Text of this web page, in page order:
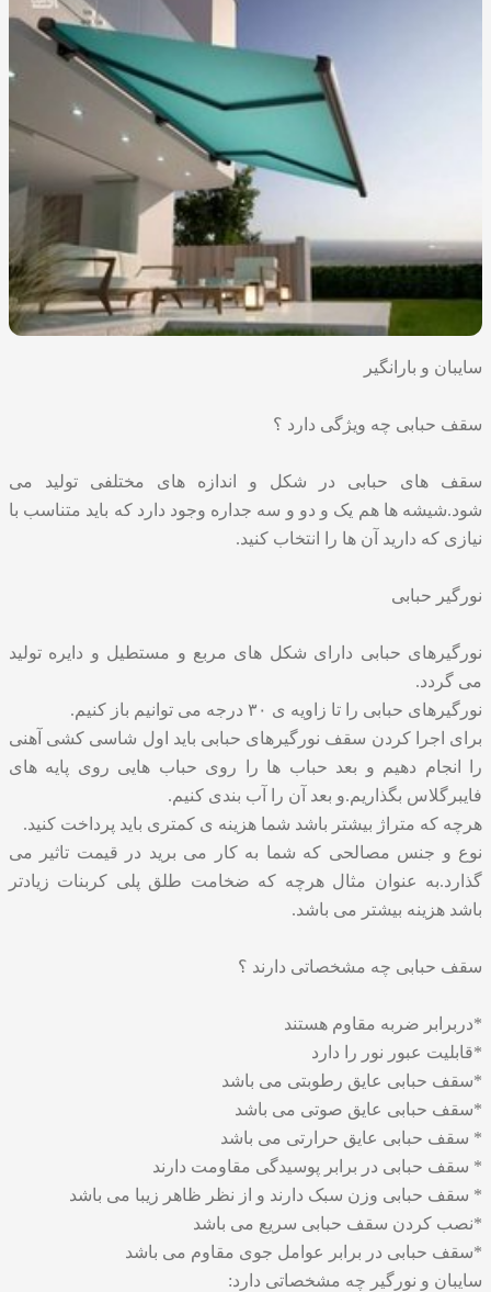
سایبان و بارانگیر
سقف حبابی چه ویژگی دارد ؟
سقف های حبابی در شکل و اندازه های مختلفی تولید می
شود.شیشه ها هم یک و دو و سه جداره وجود دارد که باید متناسب با
نیازی که دارید آن ها را انتخاب کنید.
نورگیر حبابی
نورگیرهای حبابی دارای شکل های مربع و مستطیل و دایره تولید
می گردد.
نورگیرهای حبابی را تا زاویه ی ۳۰ درجه می توانیم باز کنیم.
برای اجرا کردن سقف نورگیرهای حبابی باید اول شاسی کشی آهنی
را انجام دهیم و بعد حباب ها را روی حباب هایی روی پایه های
فایبرگلاس بگذاریم.و بعد آن را آب بندی کنیم.
هرچه که متراژ بیشتر باشد شما هزینه ی کمتری باید پرداخت کنید.
نوع و جنس مصالحی که شما به کار می برید در قیمت تاثیر می
گذارد.به عنوان مثال هرچه که ضخامت طلق پلی کربنات زیادتر
باشد هزینه بیشتر می باشد.
سقف حبابی چه مشخصاتی دارند ؟
*دربرابر ضربه مقاوم هستند
*قابلیت عبور نور را دارد
*سقف حبابی عایق رطوبتی می باشد
*سقف حبابی عایق صوتی می باشد
* سقف حبابی عایق حرارتی می باشد
* سقف حبابی در برابر پوسیدگی مقاومت دارند
* سقف حبابی وزن سبک دارند و از نظر ظاهر زیبا می باشد
*نصب کردن سقف حبابی سریع می باشد
*سقف حبابی در برابر عوامل جوی مقاوم می باشد
سایبان و نورگیر چه مشخصاتی دارد: